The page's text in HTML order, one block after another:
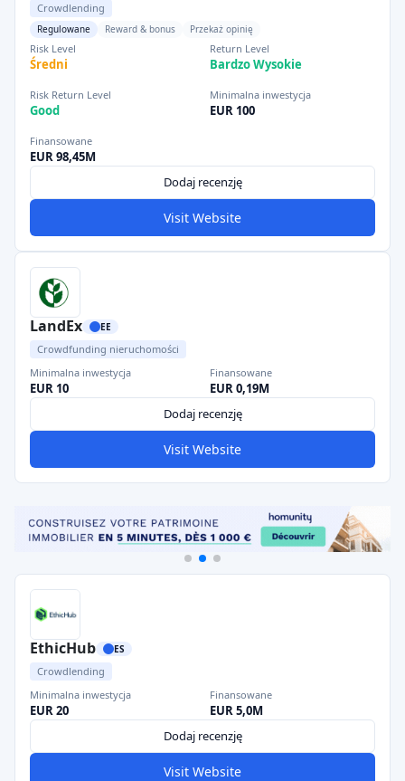
Crowdlending
Regulowane Reward & bonus Przekaż opinię
Risk Level
Średni
Return Level
Bardzo Wysokie
Risk Return Level
Good
Minimalna inwestycja
EUR 100
Finansowane
EUR 98,45M
Dodaj recenzję
Visit Website
LandEx EE
Crowdfunding nieruchomości
Minimalna inwestycja
EUR 10
Finansowane
EUR 0,19M
Dodaj recenzję
Visit Website
EthicHub ES
Crowdlending
Minimalna inwestycja
EUR 20
Finansowane
EUR 5,0M
Dodaj recenzję
Visit Website